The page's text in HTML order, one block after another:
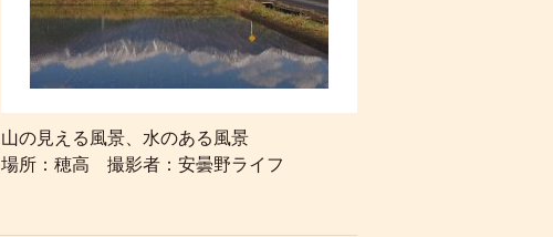
山の見える風景、水のある風景
場所：穂高 撮影者：安曇野ライフ